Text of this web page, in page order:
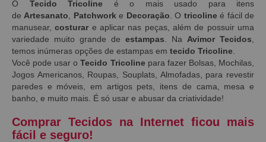
O Tecido Tricoline é o mais usado para itens
de Artesanato Patchwork e Decoração . O tricolineé fácil de
manusear,costurar e aplicar nas peças, além de possuir uma
variedade muito grande de estampas . Na Avimor Tecidos
temos inúmeras opções de estampas em tecido Tricoline
Você pode usar oTecido Tricolinepara fazer Bolsas, Mochilas,
Jogos Americanos, Roupas, Souplats, Almofadas, para revestir
paredes e móveis, em artigos pets, itens de cama, mesa e
banho, e muito mais. É só usar e abusar da criatividade!
Comprar Tecidos na Internet ficou mais
fácil e seguro!